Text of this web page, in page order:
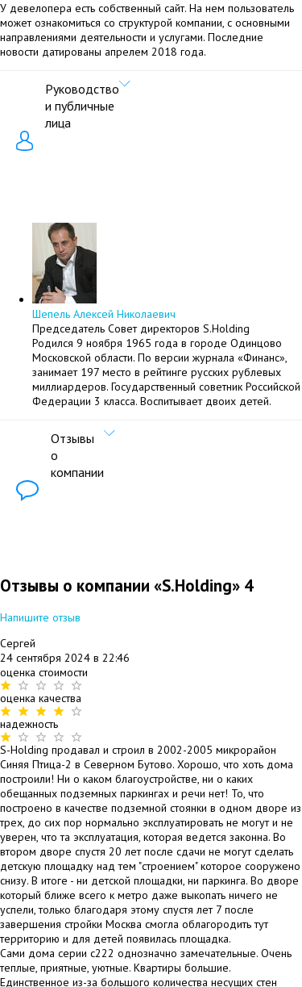
У девелопера есть собственный сайт. На нем пользователь
может ознакомиться со структурой компании, с основными
направлениями деятельности и услугами. Последние
новости датированы апрелем 2018 года.
Руководство
и публичные
лица
Шепель Алексей Николаевич
Председатель Совет директоров S.Holding
Родился 9 ноября 1965 года в городе Одинцово
Московской области. По версии журнала «Финанс»,
занимает 197 место в рейтинге русских рублевых
миллиардеров. Государственный советник Российской
Федерации 3 класса. Воспитывает двоих детей.
Отзывы
о
компании
Отзывы о компании «S.Holding» 4
Напишите отзыв
Сергей
24 сентября 2024 в 22:46
оценка стоимости
оценка качества
надежность
S-Holding продавал и строил в 2002-2005 микрорайон
Синяя Птица-2 в Северном Бутово. Хорошо, что хоть дома
построили! Ни о каком благоустройстве, ни о каких
обещанных подземных паркингах и речи нет! То, что
построено в качестве подземной стоянки в одном дворе из
трех, до сих пор нормально эксплуатировать не могут и не
уверен, что та эксплуатация, которая ведется законна. Во
втором дворе спустя 20 лет после сдачи не могут сделать
детскую площадку над тем "строением" которое сооружено
снизу. В итоге - ни детской площадки, ни паркинга. Во дворе
который ближе всего к метро даже выкопать ничего не
успели, только благодаря этому спустя лет 7 после
завершения стройки Москва смогла облагородить тут
территорию и для детей появилась площадка.
Сами дома серии с222 однозначно замечательные. Очень
теплые, приятные, уютные. Квартиры большие.
Единственное из-за большого количества несущих стен